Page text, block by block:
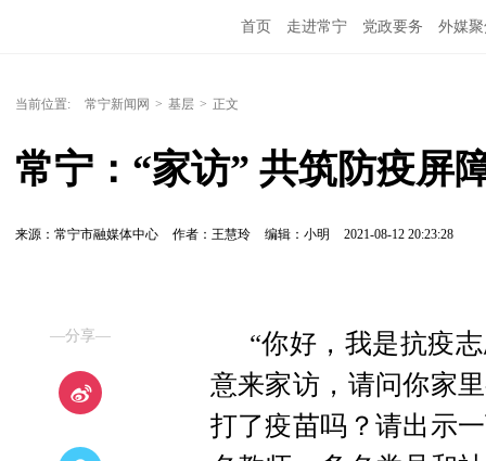
首页 走进常宁 党政要务 外媒
当前位置: 常宁新闻网 > 基层 > 正文
常宁：“家访” 共筑防疫屏
来源：常宁市融媒体中心 作者：王慧玲 编辑：小明 2021-08-12 20:23:28
—分享—
“你好，我是抗疫
意来家访，请问你家
打了疫苗吗？请出示